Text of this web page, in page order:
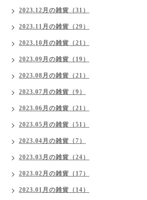
2023.12月の雑貨（31）
2023.11月の雑貨（29）
2023.10月の雑貨（21）
2023.09月の雑貨（19）
2023.08月の雑貨（21）
2023.07月の雑貨（9）
2023.06月の雑貨（21）
2023.05月の雑貨（51）
2023.04月の雑貨（7）
2023.03月の雑貨（24）
2023.02月の雑貨（17）
2023.01月の雑貨（14）